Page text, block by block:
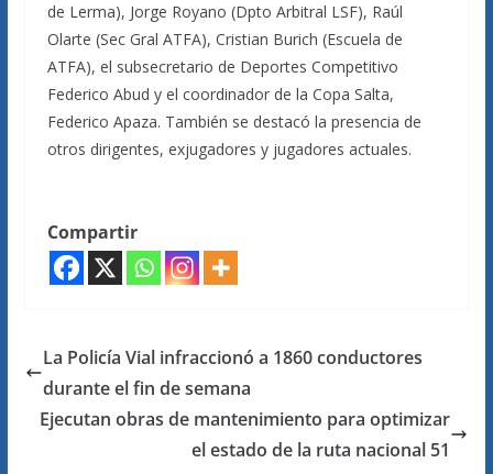
de Lerma), Jorge Royano (Dpto Arbitral LSF), Raúl
Olarte (Sec Gral ATFA), Cristian Burich (Escuela de
ATFA), el subsecretario de Deportes Competitivo
Federico Abud y el coordinador de la Copa Salta,
Federico Apaza. También se destacó la presencia de
otros dirigentes, exjugadores y jugadores actuales.
Compartir
La Policía Vial infraccionó a 1860 conductores
durante el fin de semana
Ejecutan obras de mantenimiento para optimizar
el estado de la ruta nacional 51